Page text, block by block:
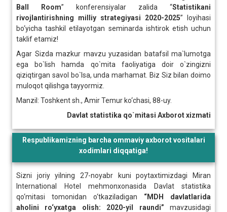
Ball
Room” konferensiyalar zalida “Statistikani
rivojlantirishning
milliy strategiyasi 2020-2025” loyihasi
bo‘yicha tashkil etilayotgan seminarda ishtirok etish uchun
taklif etamiz!
Agar Sizda mazkur mavzu yuzasidan batafsil ma`lumotga
ega bo`lish hamda qo`mita faoliyatiga doir o`zingizni
qiziqtirgan savol bo`lsa, unda marhamat. Biz Siz bilan doimo
muloqot qilishga tayyormiz.
Manzil: Toshkent sh., Amir Temur ko‘chasi, 88-uy.
Davlat statistika qo`mitasi Axborot xizmati
Respublikamizning barcha ommaviy axborot vositalari
xodimlari diqqatiga!
Sizni joriy yilning 27-noyabr kuni poytaxtimizdagi Miran
International Hotel mehmonxonasida Davlat statistika
qo‘mitasi tomonidan o‘tkaziladigan “MDH davlatlarida
aholini ro‘yxatga olish: 2020-yil raundi” mavzusidagi